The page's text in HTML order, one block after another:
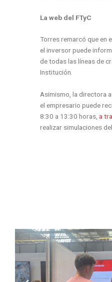
La web del FTyC
Torres remarcó que en
el inversor puede
de todas las líneas de
Institución.
Asimismo, la directora
el empresario puede
8:30 a 13:30 horas, a
realizar simulaciones